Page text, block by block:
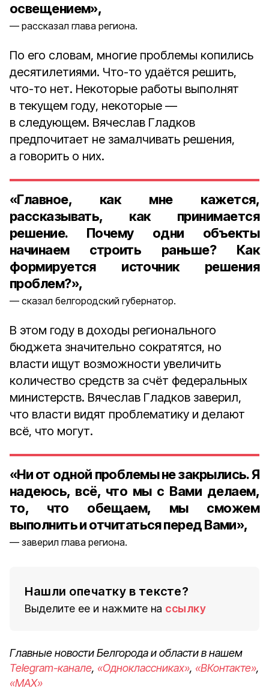
освещением»,
рассказал глава региона.
По его словам, многие проблемы копились
десятилетиями. Что-то удаётся решить,
что-то нет. Некоторые работы выполнят
в текущем году, некоторые —
в следующем. Вячеслав Гладков
предпочитает не замалчивать решения,
а говорить о них.
«Главное, как мне кажется,
рассказывать, как принимается
решение. Почему одни объекты
начинаем строить раньше? Как
формируется источник решения
проблем?»,
сказал белгородский губернатор.
В этом году в доходы регионального
бюджета значительно сократятся, но
власти ищут возможности увеличить
количество средств за счёт федеральных
министерств. Вячеслав Гладков заверил,
что власти видят проблематику и делают
всё, что могут.
«Ни от одной проблемы не закрылись. Я
надеюсь, всё, что мы с Вами делаем,
то, что обещаем, мы сможем
выполнить и отчитаться перед Вами»,
заверил глава региона.
Нашли опечатку в тексте?
Выделите ее и нажмите на ссылку
Главные новости Белгорода и области в нашем
Telegram-канале, «Одноклассниках», «ВКонтакте»,
«MAX»